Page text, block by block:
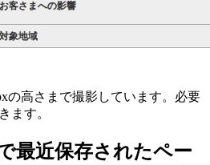
の高さまで撮影しています。必要
ます。
最近保存されたペー